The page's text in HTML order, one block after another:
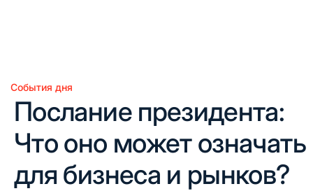
Опубликовано
События дня
Послание президента:
Что оно может означать
для бизнеса и рынков?